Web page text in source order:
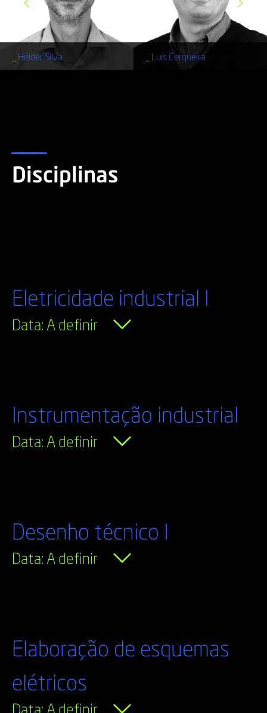
Hélder Silva Luís Cerqueira
Disciplinas
Eletricidade industrial I
Data: A definir
Instrumentação industrial
Data: A definir
Desenho técnico I
Data: A definir
Elaboração de esquemas
elétricos
Data: A definir